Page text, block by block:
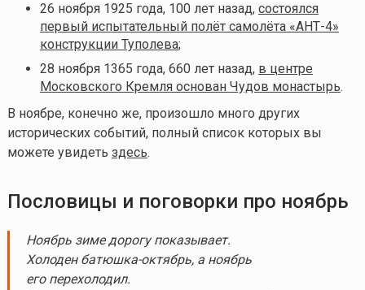
26 ноября 1925 года, 100 лет назад, состоялся
первый испытательный полёт самолёта «АНТ-4»
конструкции Туполева;
28 ноября 1365 года, 660 лет назад, в центре
Московского Кремля основан Чудов монастырь.
В ноябре, конечно же, произошло много других
исторических событий, полный список которых вы
можете увидеть здесь.
Пословицы и поговорки про ноябрь
Ноябрь зиме дорогу показывает.
Холоден батюшка-октябрь, а ноябрь
его перехолодил.